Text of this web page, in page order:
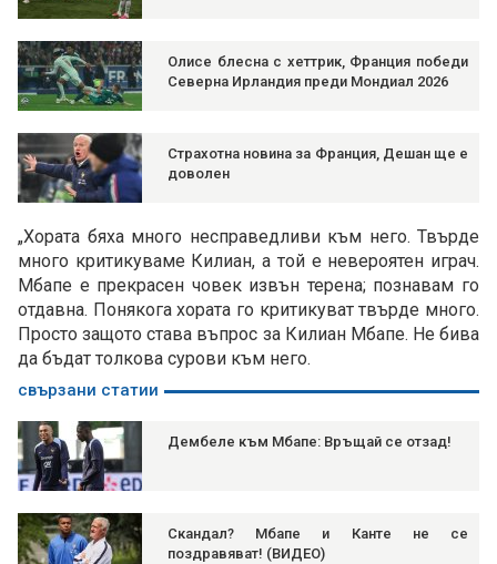
Олисе блесна с хеттрик, Франция победи
Северна Ирландия преди Мондиал 2026
Страхотна новина за Франция, Дешан ще е
доволен
„Хората бяха много несправедливи към него. Твърде
много критикуваме Килиан, а той е невероятен играч.
Мбапе е прекрасен човек извън терена; познавам го
отдавна. Понякога хората го критикуват твърде много.
Просто защото става въпрос за Килиан Мбапе. Не бива
да бъдат толкова сурови към него.
свързани статии
Дембеле към Мбапе: Връщай се отзад!
Скандал? Мбапе и Канте не се
поздравяват! (ВИДЕО)